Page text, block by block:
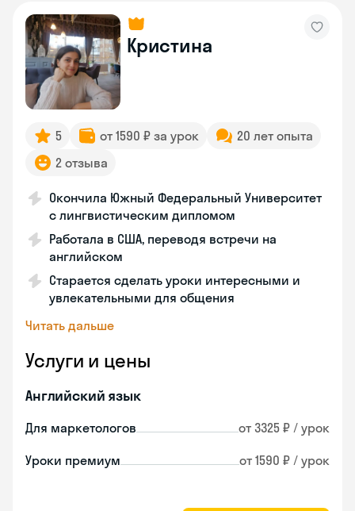
Кристина
5 от 1590 ₽ за урок
20 лет опыта
2 отзыва
Окончила Южный Федеральный Университет
с лингвистическим дипломом
Работала в США, переводя встречи на
английском
Старается сделать уроки интересными и
увлекательными для общения
Читать дальше
Услуги и цены
Английский язык
Для маркетологов от 3325 ₽ / урок
Уроки премиум от 1590 ₽ / урок